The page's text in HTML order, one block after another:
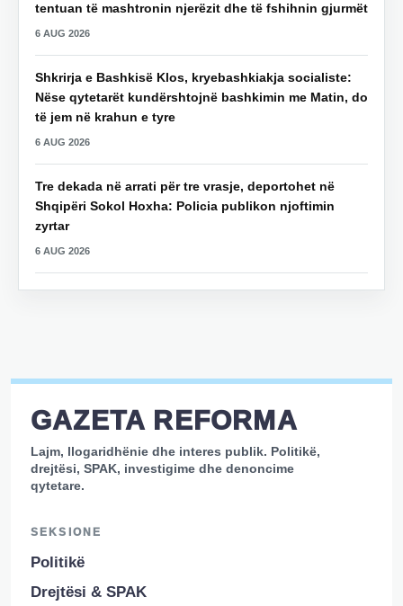
tentuan të mashtronin njerëzit dhe të fshihnin gjurmët
6 AUG 2026
Shkrirja e Bashkisë Klos, kryebashkiakja socialiste:
Nëse qytetarët kundërshtojnë bashkimin me Matin, do
të jem në krahun e tyre
6 AUG 2026
Tre dekada në arrati për tre vrasje, deportohet në
Shqipëri Sokol Hoxha: Policia publikon njoftimin
zyrtar
6 AUG 2026
GAZETA REFORMA
Lajm, llogaridhënie dhe interes publik. Politikë,
drejtësi, SPAK, investigime dhe denoncime
qytetare.
SEKSIONE
Politikë
Drejtësi & SPAK